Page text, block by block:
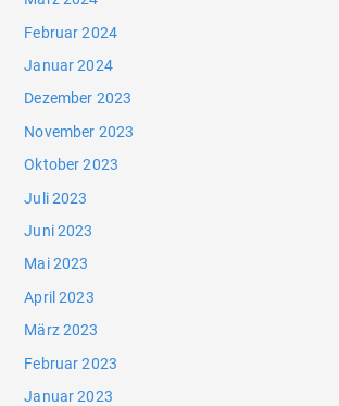
Februar 2024
Januar 2024
Dezember 2023
November 2023
Oktober 2023
Juli 2023
Juni 2023
Mai 2023
April 2023
März 2023
Februar 2023
Januar 2023